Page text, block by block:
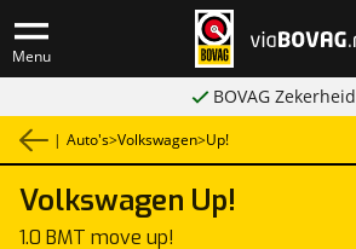
Menu
BOVAG Zekerheid
| Auto's>Volkswagen>Up!
Volkswagen Up!
1.0 BMT move up!